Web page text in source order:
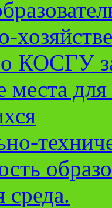
КОСГУ
места
среда.